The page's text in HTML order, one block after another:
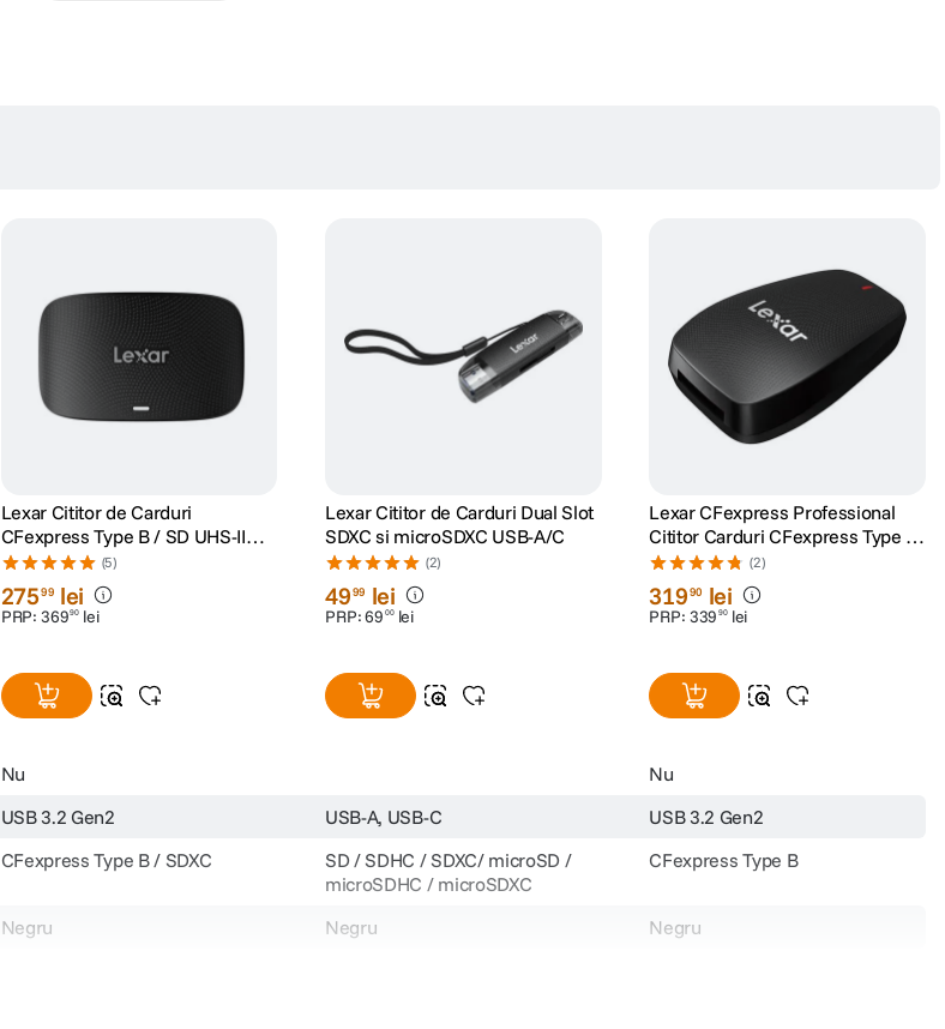
Lexar Cititor de Carduri
CFexpress Type B / SD UHS-II
USB 3.2 Gen2
(5)
27599 lei
PRP: 36990 lei
Lexar Cititor de Carduri Dual Slot
SDXC si microSDXC USB-A/C
(2)
4999 lei
PRP:69 00 lei
Lexar CFexpress Professional
Cititor Carduri CFexpress Type B
USB 3.2 Gen 2x2
(2)
31990 lei
PRP: 339 90 lei
Nu
Nu
USB 3.2 Gen2 USB-A, USB-C USB 3.2 Gen2
CFexpress Type B / SDXC
SD / SDHC / SDXC/ microSD /
microSDHC / microSDXC
CFexpress Type B
Negru Negru
Negru